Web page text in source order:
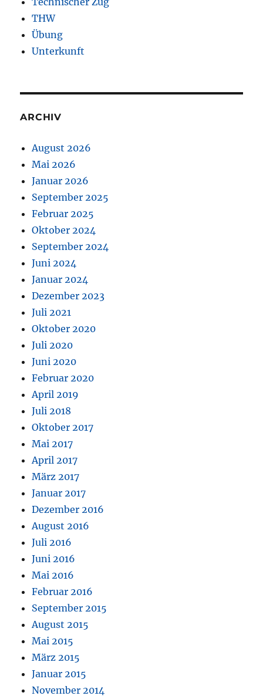
THW
Übung
Unterkunft
ARCHIV
August 2026
Mai 2026
Januar 2026
September 2025
Februar 2025
Oktober 2024
September 2024
Juni 2024
Januar 2024
Dezember 2023
Juli 2021
Oktober 2020
Juli 2020
Juni 2020
Februar 2020
April 2019
Juli 2018
Oktober 2017
Mai 2017
April 2017
März 2017
Januar 2017
Dezember 2016
August 2016
Juli 2016
Juni 2016
Mai 2016
Februar 2016
September 2015
August 2015
Mai 2015
März 2015
Januar 2015
November 2014